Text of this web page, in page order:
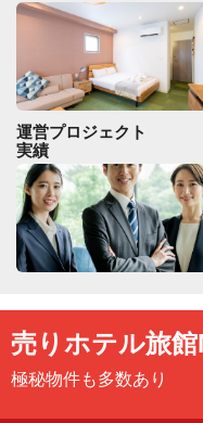
運営プロジェクト
実績
売りホテル旅館
極秘物件も多数あり